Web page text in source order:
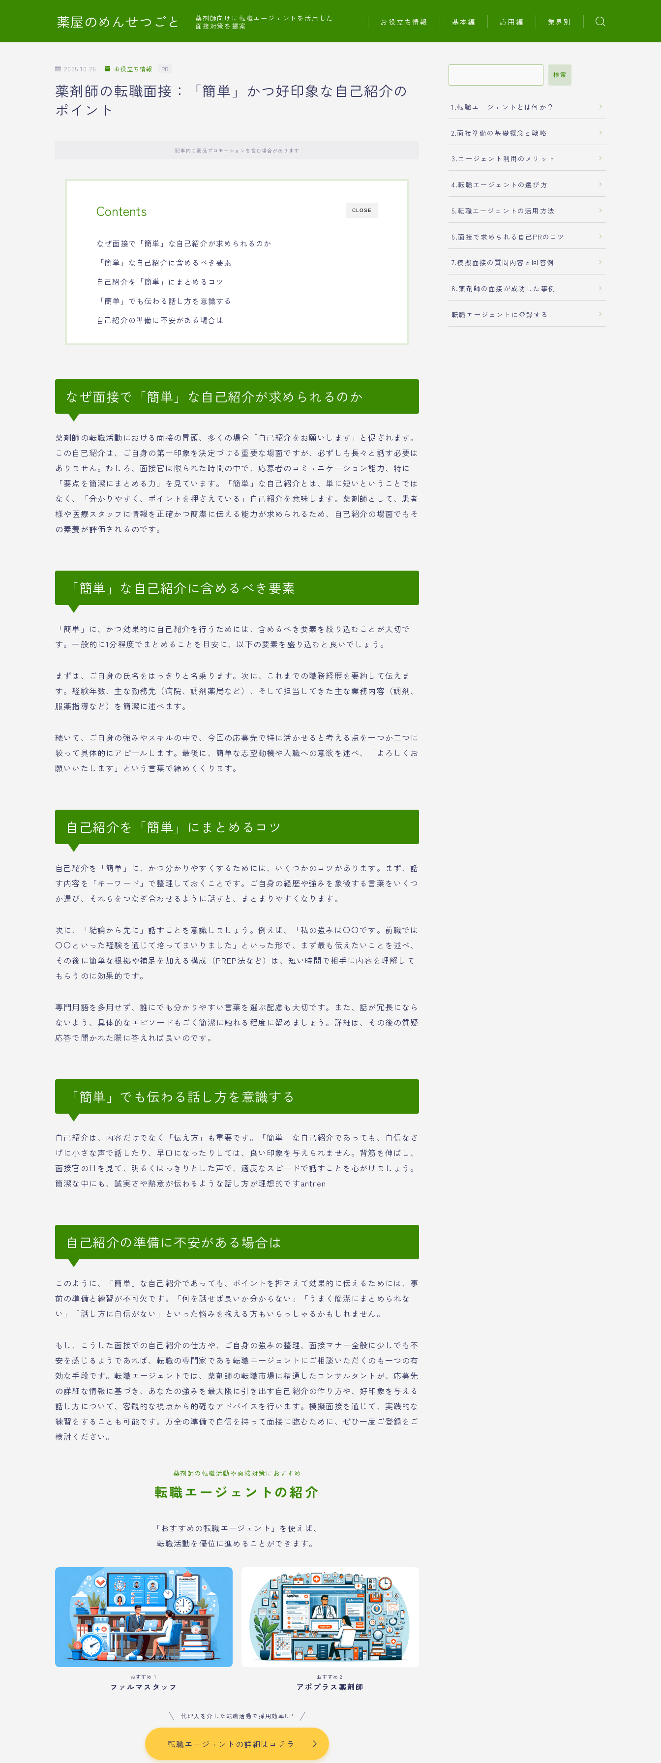
薬屋のめんせつごと
薬剤師向けに転職エージェントを活用した
面接対策を提案
お役立ち情報 基本編 応用編 業界別
2025.10.26 お役立ち情報 PR
薬剤師の転職面接：「簡単」かつ好印象な自己紹介の
ポイント
記事内に商品プロモーションを含む場合があります
CLOSE
Contents
なぜ面接で「簡単」な自己紹介が求められるのか
「簡単」な自己紹介に含めるべき要素
自己紹介を「簡単」にまとめるコツ
「簡単」でも伝わる話し方を意識する
自己紹介の準備に不安がある場合は
なぜ面接で「簡単」な自己紹介が求められるのか
薬剤師の転職活動における面接の冒頭、多くの場合「自己紹介をお願いします」と促されます。
この自己紹介は、ご自身の第一印象を決定づける重要な場面ですが、必ずしも長々と話す必要は
ありません。むしろ、面接官は限られた時間の中で、応募者のコミュニケーション能力、特に
「要点を簡潔にまとめる力」を見ています。「簡単」な自己紹介とは、単に短いということでは
なく、「分かりやすく、ポイントを押さえている」自己紹介を意味します。薬剤師として、患者
様や医療スタッフに情報を正確かつ簡潔に伝える能力が求められるため、自己紹介の場面でもそ
の素養が評価されるのです。
「簡単」な自己紹介に含めるべき要素
「簡単」に、かつ効果的に自己紹介を行うためには、含めるべき要素を絞り込むことが大切で
す。一般的に1分程度でまとめることを目安に、以下の要素を盛り込むと良いでしょう。
まずは、ご自身の氏名をはっきりと名乗ります。次に、これまでの職務経歴を要約して伝えま
す。経験年数、主な勤務先（病院、調剤薬局など）、そして担当してきた主な業務内容（調剤、
服薬指導など）を簡潔に述べます。
続いて、ご自身の強みやスキルの中で、今回の応募先で特に活かせると考える点を一つか二つに
絞って具体的にアピールします。最後に、簡単な志望動機や入職への意欲を述べ、「よろしくお
願いいたします」という言葉で締めくくります。
自己紹介を「簡単」にまとめるコツ
自己紹介を「簡単」に、かつ分かりやすくするためには、いくつかのコツがあります。まず、話
す内容を「キーワード」で整理しておくことです。ご自身の経歴や強みを象徴する言葉をいくつ
か選び、それらをつなぎ合わせるように話すと、まとまりやすくなります。
次に、「結論から先に」話すことを意識しましょう。例えば、「私の強みは〇〇です。前職では
〇〇といった経験を通じて培ってまいりました」といった形で、まず最も伝えたいことを述べ、
その後に簡単な根拠や補足を加える構成（PREP法など）は、短い時間で相手に内容を理解して
もらうのに効果的です。
専門用語を多用せず、誰にでも分かりやすい言葉を選ぶ配慮も大切です。また、話が冗長になら
ないよう、具体的なエピソードもごく簡潔に触れる程度に留めましょう。詳細は、その後の質疑
応答で聞かれた際に答えれば良いのです。
「簡単」でも伝わる話し方を意識する
自己紹介は、内容だけでなく「伝え方」も重要です。「簡単」な自己紹介であっても、自信なさ
げに小さな声で話したり、早口になったりしては、良い印象を与えられません。背筋を伸ばし、
面接官の目を見て、明るくはっきりとした声で、適度なスピードで話すことを心がけましょう。
簡潔な中にも、誠実さや熱意が伝わるような話し方が理想的ですantren
自己紹介の準備に不安がある場合は
このように、「簡単」な自己紹介であっても、ポイントを押さえて効果的に伝えるためには、事
前の準備と練習が不可欠です。「何を話せば良いか分からない」「うまく簡潔にまとめられな
い」「話し方に自信がない」といった悩みを抱える方もいらっしゃるかもしれません。
もし、こうした面接での自己紹介の仕方や、ご自身の強みの整理、面接マナー全般に少しでも不
安を感じるようであれば、転職の専門家である転職エージェントにご相談いただくのも一つの有
効な手段です。転職エージェントでは、薬剤師の転職市場に精通したコンサルタントが、応募先
の詳細な情報に基づき、あなたの強みを最大限に引き出す自己紹介の作り方や、好印象を与える
話し方について、客観的な視点から的確なアドバイスを行います。模擬面接を通じて、実践的な
練習をすることも可能です。万全の準備で自信を持って面接に臨むために、ぜひ一度ご登録をご
検討ください。
薬剤師の転職活動や面接対策におすすめ
転職エージェントの紹介
「おすすめの転職エージェント」を使えば、
転職活動を優位に進めることができます。
おすすめ１
ファルマスタッフ
おすすめ２
アポプラス薬剤師
代理人を介した転職活動で採用効率UP
転職エージェントの詳細はコチラ
検索
1.転職エージェントとは何か？
2.面接準備の基礎概念と戦略
3.エージェント利用のメリット
4.転職エージェントの選び方
5.転職エージェントの活用方法
6.面接で求められる自己PRのコツ
7.模擬面接の質問内容と回答例
8.薬剤師の面接が成功した事例
転職エージェントに登録する